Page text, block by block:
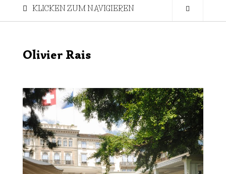
KLICKEN ZUM NAVIGIEREN
Olivier Rais